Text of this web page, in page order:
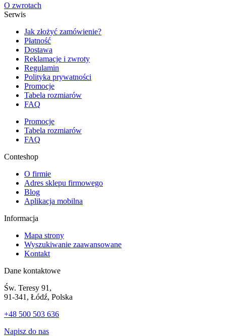
O zwrotach
Serwis
Jak złożyć zamówienie?
Płatność
Dostawa
Reklamacje i zwroty
Regulamin
Polityka prywatności
Promocje
Tabela rozmiarów
FAQ
Promocje
Tabela rozmiarów
FAQ
Conteshop
O firmie
Adres sklepu firmowego
Blog
Aplikacja mobilna
Informacja
Mapa strony
Wyszukiwanie zaawansowane
Kontakt
Dane kontaktowe
Św. Teresy 91,
91-341, Łódź, Polska
+48 500 503 636
Napisz do nas